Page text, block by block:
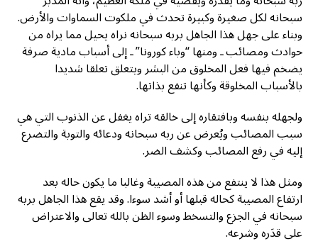
سبحانه لكل صغيرة وكبيرة تحدث في ملكوت السماوات والأرض.
وبناء على جهل هذا الجاهل بربه سبحانه نراه يحيل مما يراه من
حوادث ومصائب ـ ومنها “وباء كورونا” ـ إلى أسباب مادية صرفة
يضخم فيها فعل المخلوق من البشر ويتعلق تعلقا شديدا
بالأسباب المخلوقة وكأنها تنفع بذاتها.
ولجهله بنفسه وبافتقاره إلى خالقه تراه يغفل عن الذنوب التي هي
سبب المصائب ويُعرض عن ربه سبحانه ودعائه والتوبة والتضرع
إليه في رفع المصائب وكشف الضر.
ومثل هذا لا ينتفع من هذه المصيبة وغالبا ما يكون حاله بعد
ارتفاع المصيبة كحاله قبلها أو أشد سوءا. وقد يقع هذا الجاهل بربه
سبحانه في الجزع والتسخط وسوء الظن بالله تعالى والاعتراض
على قدَره وشرعه.